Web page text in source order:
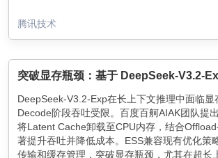
腾讯技术
DeepSeek-V3.2-Exp在长上下文推理中面临显
Decode阶段吞吐受限。百度百舸AIAK团队提
将Latent Cache卸载至CPU内存，结合
著提升吞吐并降低成本。ESS兼容现有优化策
传输和缓存管理，突破显存瓶颈，尤其在超长